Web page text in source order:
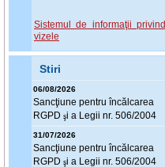
Sistemul de informaţii privind
vizele
Stiri
06/08/2026
Sancţiune pentru încălcarea
RGPD şi a Legii nr. 506/2004
31/07/2026
Sancţiune pentru încălcarea
RGPD şi a Legii nr. 506/2004